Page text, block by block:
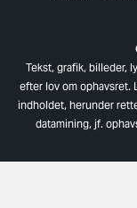
Tekst, grafik, billeder,
efter lov om
indholdet, herunder
datamining, jf.